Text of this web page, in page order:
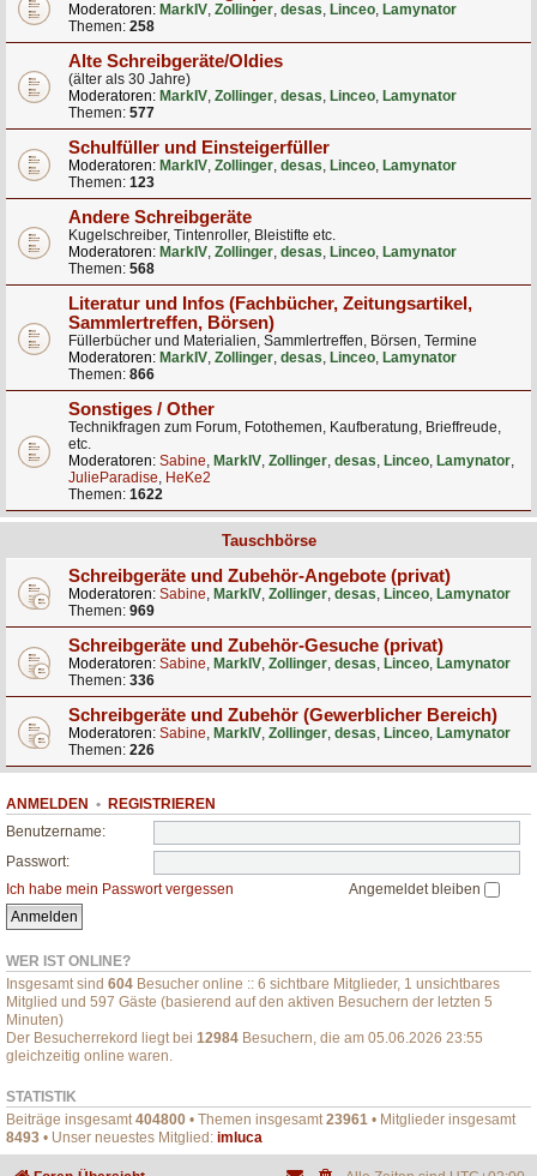
Moderatoren: MarkIV, Zollinger, desas, Linceo, Lamynator
Themen: 258
Alte Schreibgeräte/Oldies
(älter als 30 Jahre)
Moderatoren: MarkIV, Zollinger, desas, Linceo, Lamynator
Themen: 577
Schulfüller und Einsteigerfüller
Moderatoren: MarkIV, Zollinger, desas, Linceo, Lamynator
Themen: 123
Andere Schreibgeräte
Kugelschreiber, Tintenroller, Bleistifte etc.
Moderatoren: MarkIV, Zollinger, desas, Linceo, Lamynator
Themen: 568
Literatur und Infos (Fachbücher, Zeitungsartikel,
Sammlertreffen, Börsen)
Füllerbücher und Materialien, Sammlertreffen, Börsen, Termine
Moderatoren: MarkIV, Zollinger, desas, Linceo, Lamynator
Themen: 866
Sonstiges / Other
Technikfragen zum Forum, Fotothemen, Kaufberatung, Brieffreude,
etc.
Moderatoren: Sabine, MarkIV, Zollinger, desas, Linceo, Lamynator,
JulieParadise, HeKe2
Themen: 1622
Tauschbörse
Schreibgeräte und Zubehör-Angebote (privat)
Moderatoren: Sabine, MarkIV, Zollinger, desas, Linceo, Lamynator
Themen: 969
Schreibgeräte und Zubehör-Gesuche (privat)
Moderatoren: Sabine, MarkIV, Zollinger, desas, Linceo, Lamynator
Themen: 336
Schreibgeräte und Zubehör (Gewerblicher Bereich)
Moderatoren: Sabine, MarkIV, Zollinger, desas, Linceo, Lamynator
Themen: 226
ANMELDEN • REGISTRIEREN
Benutzername:
Passwort:
Ich habe mein Passwort vergessen
Angemeldet bleiben
WER IST ONLINE?
Insgesamt sind 604 Besucher online :: 6 sichtbare Mitglieder, 1 unsichtbares
Mitglied und 597 Gäste (basierend auf den aktiven Besuchern der letzten 5
Minuten)
Der Besucherrekord liegt bei 12984 Besuchern, die am 05.06.2026 23:55
gleichzeitig online waren.
STATISTIK
Beiträge insgesamt404800 • Themen insgesamt23961 • Mitglieder insgesamt
8493 • Unser neuestes Mitglied: imluca